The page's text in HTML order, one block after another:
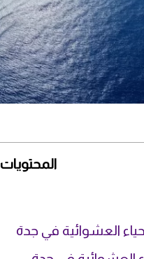
المحتويات
العشوائية في جدة